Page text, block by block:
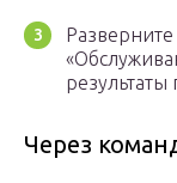
результаты
Через